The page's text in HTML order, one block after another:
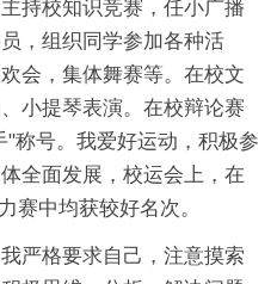
持校知识竞赛，任小广播
，组织同学参加各种活
会，集体舞赛等。在校文
小提琴表演。在校辩论赛
称号。我爱好运动，积极参
全面发展，校运会上，在
赛中均获较好名次。
严格要求自己，注意摸索